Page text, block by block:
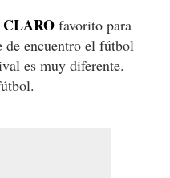
CLARO favorito para
de encuentro el fútbol
es muy diferente.